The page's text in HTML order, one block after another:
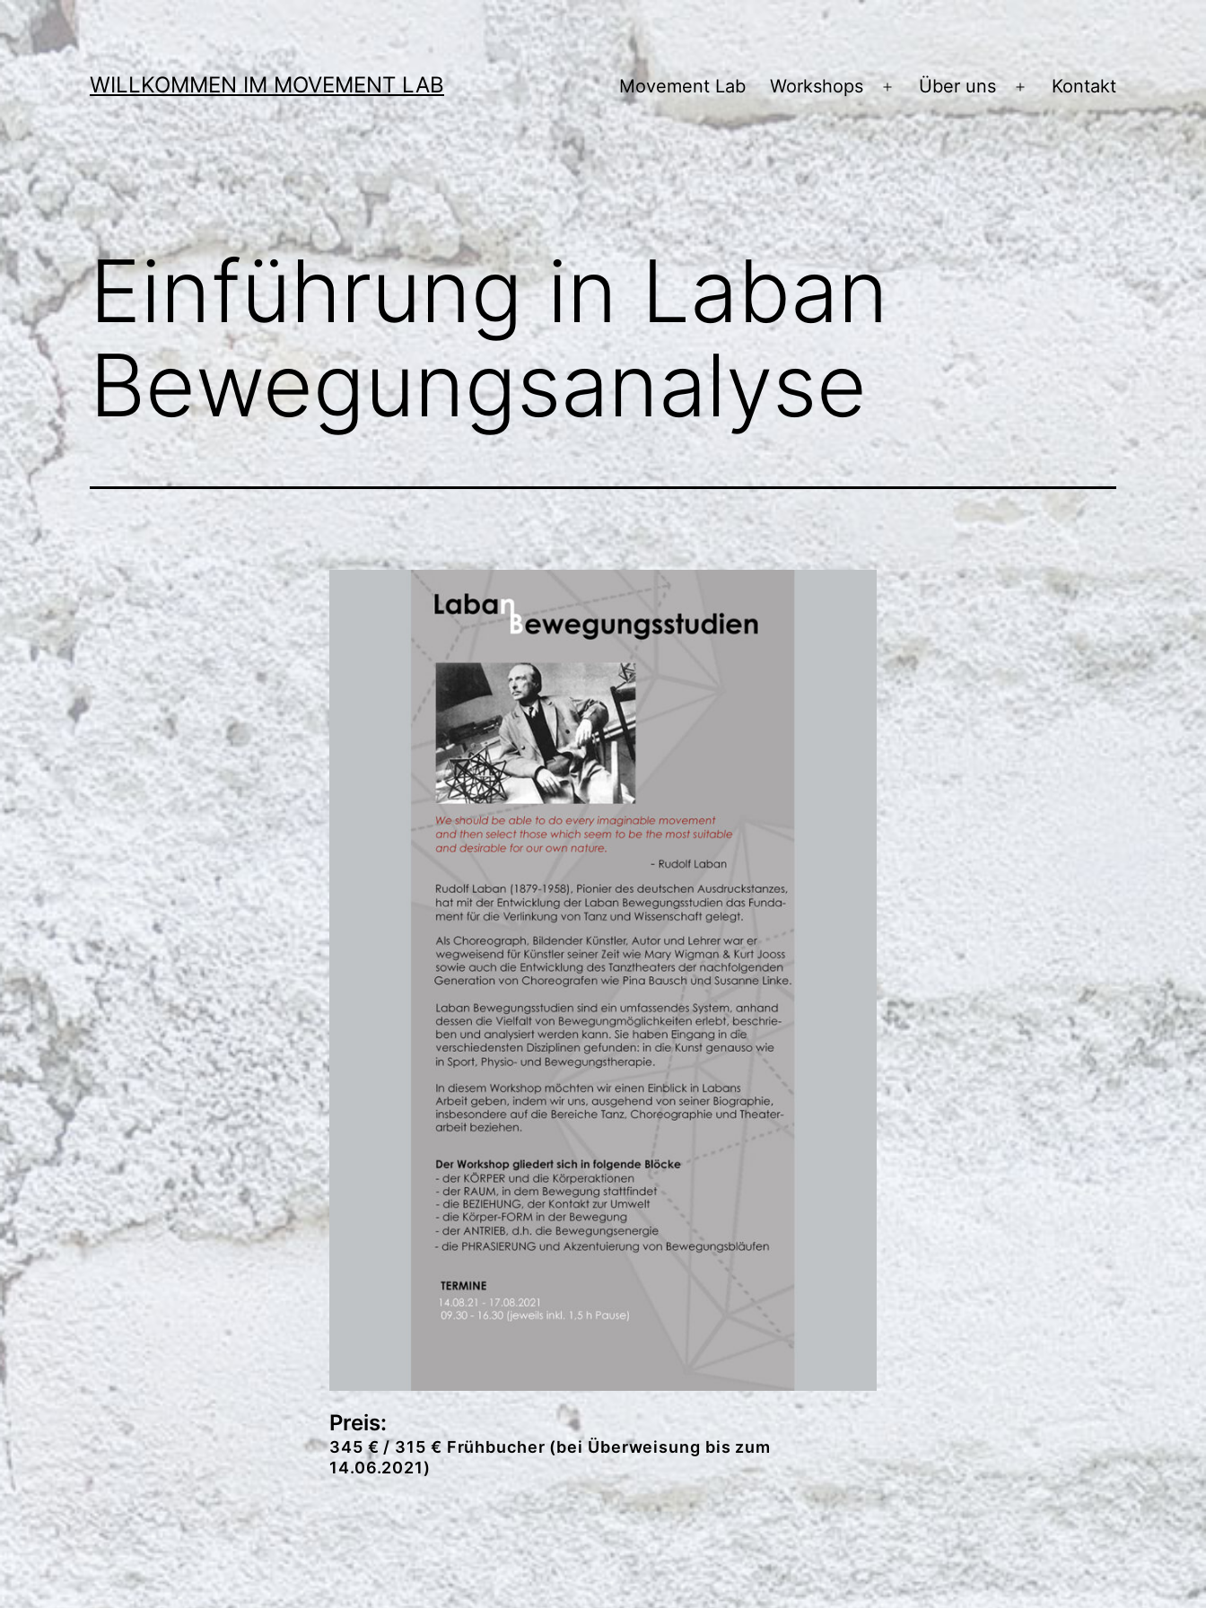
Zum
Inhalt
springen
WILLKOMMEN IM MOVEMENT LAB Movement Lab Workshops
Menü
öffnen
Über uns
Menü
öffnen
Kontakt
Einführung in Laban
Bewegungsanalyse
Preis:
345 € / 315 € Frühbucher (bei Überweisung bis zum
14.06.2021)